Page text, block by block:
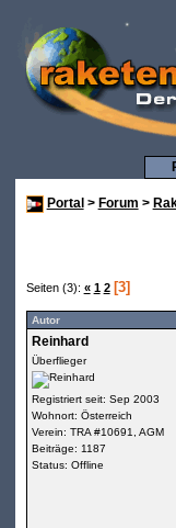
Portal > Forum >
Seiten (3): « 1 2 [3]
Autor
Reinhard
Überflieger
Registriert seit: Sep 2003
Wohnort: Österreich
Verein: TRA #10691, AGM
Beiträge: 1187
Status: Offline